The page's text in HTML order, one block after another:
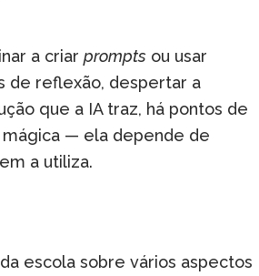
a criar prompts ou usar
de reflexão, despertar a
que a IA traz, há pontos de
mágica — ela depende de
a utiliza.
escola sobre vários aspectos